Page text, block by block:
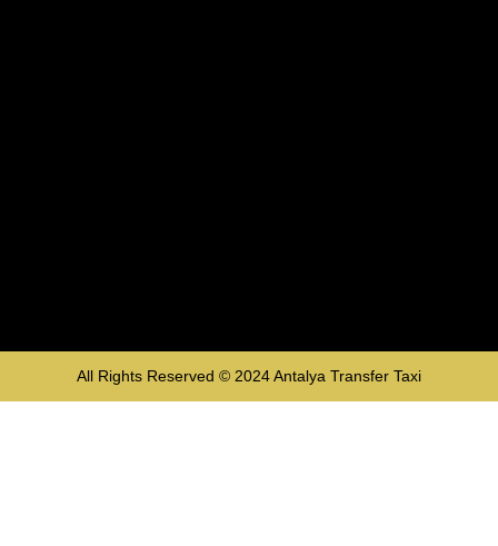
All Rights Reserved © 2024Antalya Transfer Taxi